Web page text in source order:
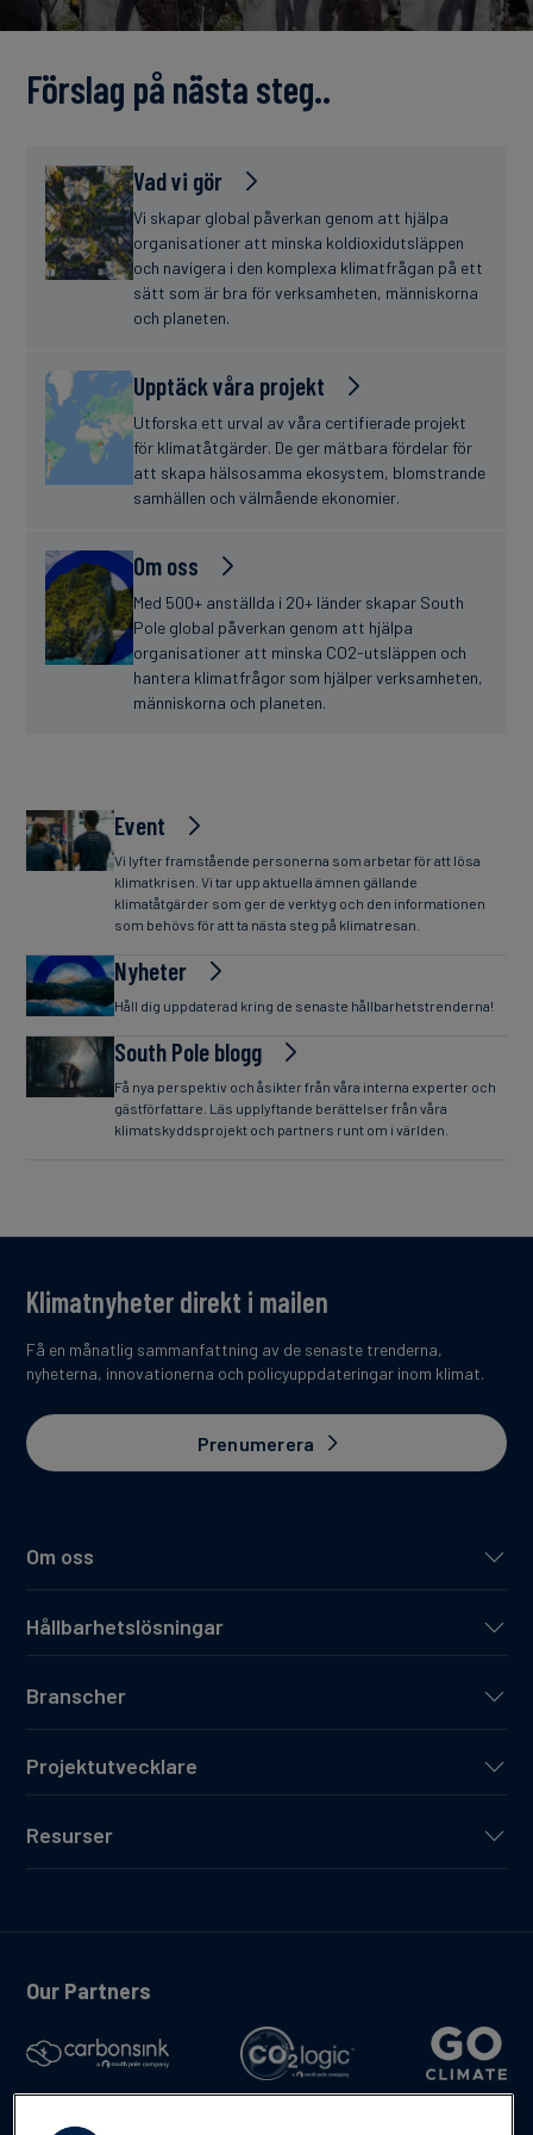
finanser
Förslag på nästa steg..
Vad vi gör
Vi skapar global påverkan genom att hjälpa
organisationer att minska koldioxidutsläppen
och navigera i den komplexa klimatfrågan på ett
sätt som är bra för verksamheten, människorna
och planeten.
Upptäck våra projekt
Utforska ett urval av våra certifierade projekt
för klimatåtgärder. De ger mätbara fördelar för
att skapa hälsosamma ekosystem, blomstrande
samhällen och välmående ekonomier.
Om oss
Med 500+ anställda i 20+ länder skapar South
Pole global påverkan genom att hjälpa
organisationer att minska CO2-utsläppen och
hantera klimatfrågor som hjälper verksamheten,
människorna och planeten.
Event
Vi lyfter framstående personerna som arbetar för att lösa
klimatkrisen. Vi tar upp aktuella ämnen gällande
klimatåtgärder som ger de verktyg och den informationen
som behövs för att ta nästa steg på klimatresan.
Nyheter
Håll dig uppdaterad kring de senaste hållbarhetstrenderna!
South Pole blogg
Få nya perspektiv och åsikter från våra interna experter och
gästförfattare. Läs upplyftande berättelser från våra
klimatskyddsprojekt och partners runt om i världen.
Om oss
Hållbarhetslösningar
Branscher
Projektutvecklare
Resurser
Klimatnyheter direkt i mailen
Få en månatlig sammanfattning av de senaste trenderna,
nyheterna, innovationerna och policyuppdateringar inom klimat.
Prenumerera
Our Partners